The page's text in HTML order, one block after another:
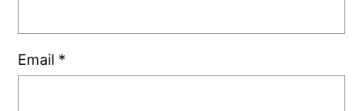
Email *